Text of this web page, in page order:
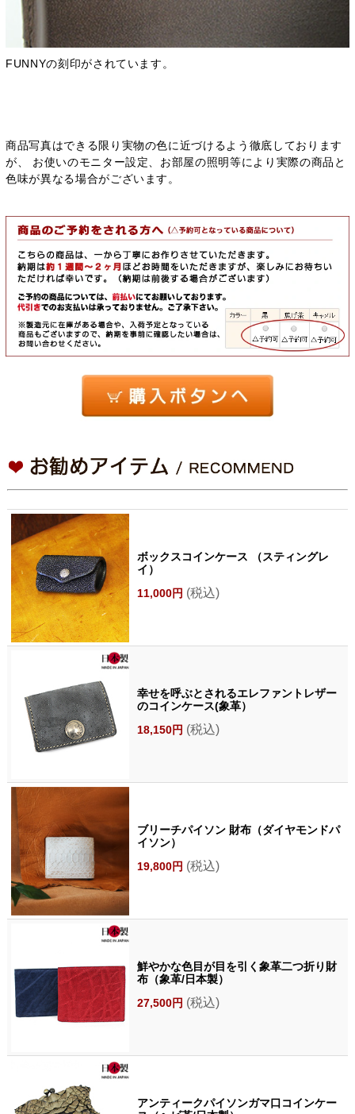
FUNNYの刻印がされています。
商品写真はできる限り実物の色に近づけるよう徹底しております
が、 お使いのモニター設定、お部屋の照明等により実際の商品と
色味が異なる場合がございます。
ボックスコインケース （スティングレ
イ）
11,000円 (税込)
幸せを呼ぶとされるエレファントレザー
のコインケース(象革）
18,150円 (税込)
ブリーチパイソン 財布（ダイヤモンドパ
イソン）
19,800円 (税込)
鮮やかな色目が目を引く象革二つ折り財
布（象革/日本製）
27,500円 (税込)
アンティークパイソンガマ口コインケー